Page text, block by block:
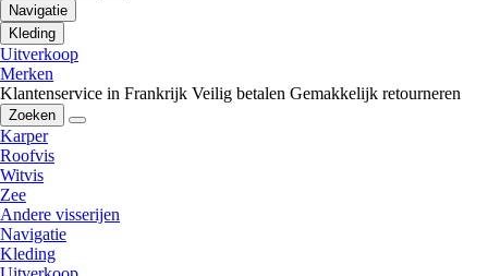
Navigatie
Kleding
Uitverkoop
Merken
Klantenservice in Frankrijk Veilig betalen Gemakkelijk retourneren
Zoeken
Karper
Roofvis
Witvis
Zee
Andere visserijen
Navigatie
Kleding